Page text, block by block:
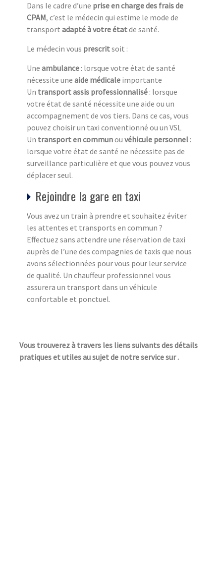
Dans le cadre d’une prise en charge des frais de
CPAM, c’est le médecin qui estime le mode de
transport adapté à votre étatde santé.
Le médecin vous prescritsoit :
Une ambulance : lorsque votre état de santé
nécessite une aide médicale importante
Un transport assis professionnalisé : lorsque
votre état de santé nécessite une aide ou un
accompagnement de vos tiers. Dans ce cas, vous
pouvez choisir un taxi conventionné ou un VSL
Un transport en communou véhicule personnel :
lorsque votre état de santé ne nécessite pas de
surveillance particulière et que vous pouvez vous
déplacer seul.
Rejoindre la gare en taxi
Vous avez un train à prendre et souhaitez éviter
les attentes et transports en commun ?
Effectuez sans attendre une réservation de taxi
auprès de l’une des compagnies de taxis que nous
avons sélectionnées pour vous pour leur service
de qualité. Un chauffeur professionnel vous
assurera un transport dans un véhicule
confortable et ponctuel.
Vous trouverez à travers les liens suivants des détails
pratiques et utiles au sujet de notre service sur .